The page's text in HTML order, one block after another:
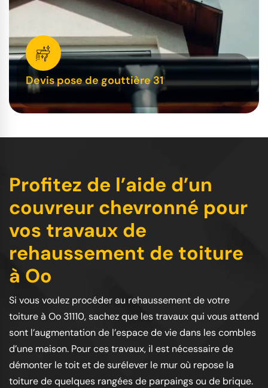
Devis pose de gouttière 31
Profitez de l’aide d’un
couvreur chevronné pour
vos travaux de
rehaussement de toiture
à Oo
Si vous voulez procéder au rehaussement de votre
toiture à Oo 31110, sachez que les travaux qui vous attend
sont l’augmentation de l’espace de vie dans les combles
d’une maison. Pour ces travaux, il est nécessaire de
démonter le toit et de surélever le mur où repose la
toiture de quelques rangées de parpaings ou de brique.